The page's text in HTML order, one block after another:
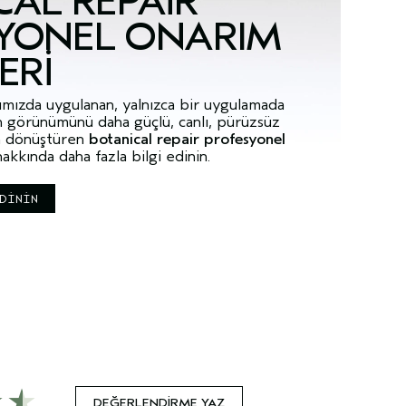
ONARIM
uygulanan, yalnızca bir uygulamada
görünümünü daha güçlü, canlı, pürüzsüz
dönüştüren botanical repair profesyonel
daha fazla bilgi edinin.
DEĞERLENDIRME YAZ